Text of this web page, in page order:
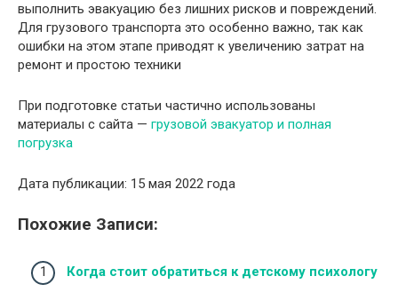
выполнить эвакуацию без лишних рисков и повреждений.
Для грузового транспорта это особенно важно, так как
ошибки на этом этапе приводят к увеличению затрат на
ремонт и простою техники
При подготовке статьи частично использованы
материалы с сайта — грузовой эвакуатор и полная
погрузка
Дата публикации: 15 мая 2022 года
Похожие Записи:
Когда стоит обратиться к детскому психологу